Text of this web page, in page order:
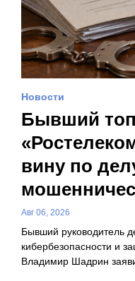
Новости
Бывший
вину по
Авг 06, 2026
Бывший руководитель
кибербезопасности и
Владимир Шадрин